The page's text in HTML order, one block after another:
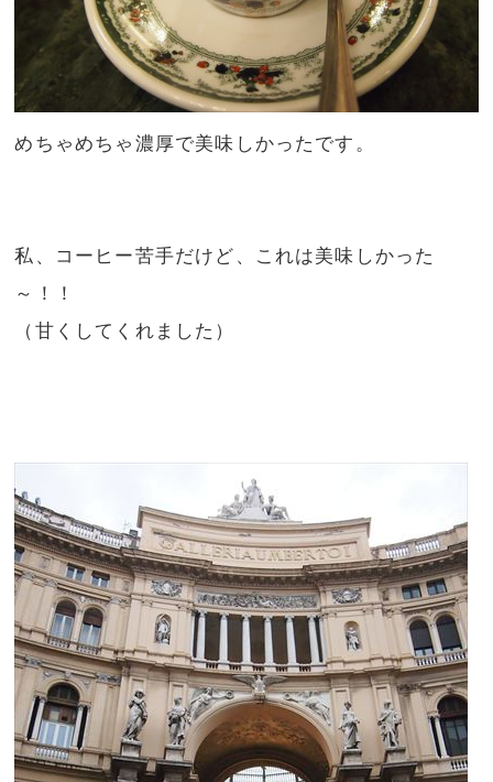
めちゃめちゃ濃厚で美味しかったです。
私、コーヒー苦手だけど、これは美味しかった
～！！
（甘くしてくれました）